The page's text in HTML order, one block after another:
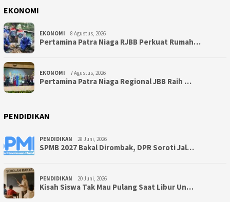
EKONOMI
EKONOMI 8 Agustus, 2026
Pertamina Patra Niaga RJBB Perkuat Rumah…
EKONOMI 7 Agustus, 2026
Pertamina Patra Niaga Regional JBB Raih …
PENDIDIKAN
PENDIDIKAN 28 Juni, 2026
SPMB 2027 Bakal Dirombak, DPR Soroti Jal…
PENDIDIKAN 20 Juni, 2026
Kisah Siswa Tak Mau Pulang Saat Libur Un…